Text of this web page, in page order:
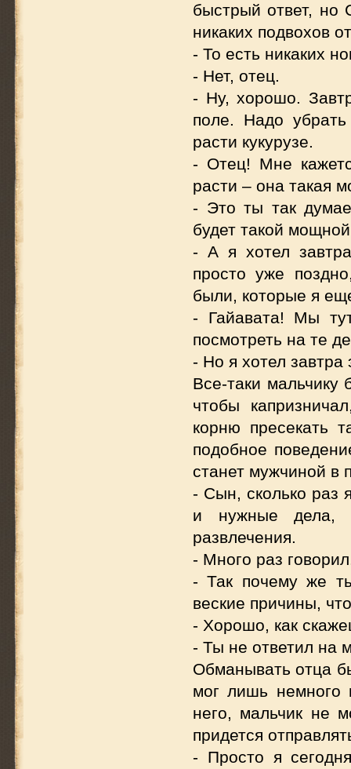
быстрый ответ, но
никаких подвохов
- То есть никаких
- Нет, отец.
- Ну, хорошо.
поле. Надо
расти кукурузе.
- Отец! Мне
расти – она такая
- Это ты так
будет такой
- А я хотел
просто уже
были, которые я
- Гайавата! Мы
посмотреть на те
- Но я хотел завтра
Все-таки мальчику
чтобы
корню пресекать
подобное
станет мужчиной в
- Сын, сколько раз
и нужные дела,
развлечения.
- Много раз
- Так почему же
веские причины,
- Хорошо, как
- Ты не ответил на
Обманывать отца
мог лишь немного
него, мальчик не
придется
- Просто я